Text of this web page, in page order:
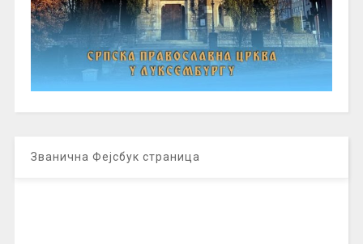
Званична Фејсбук страница